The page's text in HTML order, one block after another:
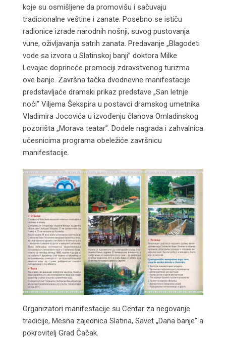
koje su osmišljene da promovišu i sačuvaju
tradicionalne veštine i zanate. Posebno se ističu
radionice izrade narodnih nošnji, suvog pustovanja
vune, oživljavanja satrih zanata. Predavanje „Blagodeti
vode sa izvora u Slatinskoj banji” doktora Milke
Levajac doprineće promociji zdravstvenog turizma
ove banje. Završna tačka dvodnevne manifestacije
predstavljaće dramski prikaz predstave „San letnje
noći” Viljema Šekspira u postavci dramskog umetnika
Vladimira Jocovića u izvođenju članova Omladinskog
pozorišta „Morava teatar”. Dodele nagrada i zahvalnica
učesnicima programa obeležiće završnicu
manifestacije.
Organizatori manifestacije su Centar za negovanje
tradicije, Mesna zajednica Slatina, Savet „Dana banje” a
pokrovitelj Grad Čačak.